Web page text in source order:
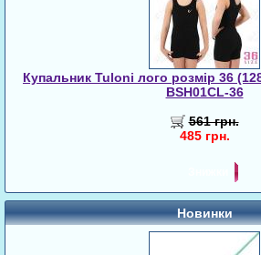
Купальник Tuloni лого розмір 36
BSH01CL-36
561 грн.
485 грн.
Новинки